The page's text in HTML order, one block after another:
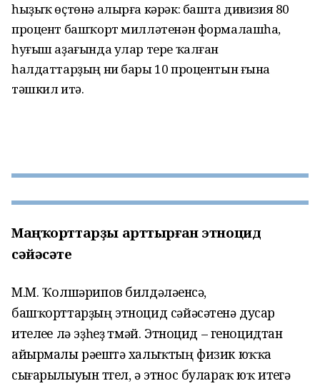
һыҙыҡ өҫтөнә алырға кәрәк: башта дивизия 80
процент башҡорт милләтенән формалашһа,
һуғыш аҙағында улар тере ҡалған
һалдаттарҙың ни бары 10 процентын ғына
тәшкил итә.
Маңҡорттарҙы арттырған этноцид
сәйәсәте
М.М. Ҡолшәрипов билдәләүенсә,
башҡорттарҙың этноцид сәйәсәтенә дусар
ителеүе лә эҙһеҙ үтмәй. Этноцид – геноцидтан
айырмалы рәүештә халыҡтың физик юҡҡа
сығарылыуын түгел, ә этнос булараҡ юҡ итеүгә